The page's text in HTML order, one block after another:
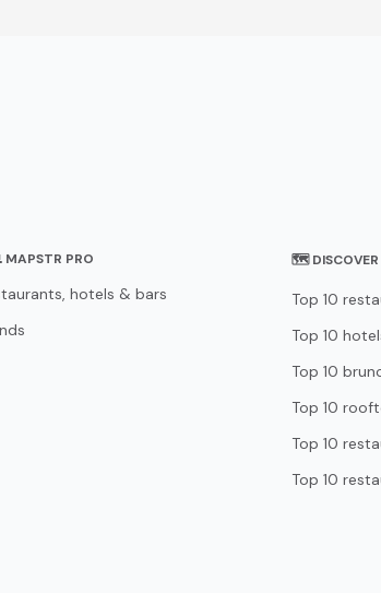
MAPSTR PRO
hotels & bars
🗺 DISCOVER
Top 10
Top 10
Top 10
Top 10
Top 10
Top 10